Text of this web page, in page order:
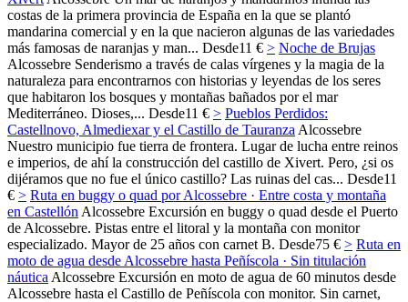
costas de la primera provincia de España en la que se plantó
mandarina comercial y en la que nacieron algunas de las variedades
más famosas de naranjas y man... Desde11 € > Noche de Brujas
Alcossebre Senderismo a través de calas vírgenes y la magia de la
naturaleza para encontrarnos con historias y leyendas de los seres
que habitaron los bosques y montañas bañados por el mar
Mediterráneo. Dioses,... Desde11 € > Pueblos Perdidos:
Castellnovo, Almediexar y el Castillo de Tauranza Alcossebre
Nuestro municipio fue tierra de frontera. Lugar de lucha entre reinos
e imperios, de ahí la construcción del castillo de Xivert. Pero, ¿si os
dijéramos que no fue el único castillo? Las ruinas del cas... Desde11
€ > Ruta en buggy o quad por Alcossebre · Entre costa y montaña
en Castellón Alcossebre Excursión en buggy o quad desde el Puerto
de Alcossebre. Pistas entre el litoral y la montaña con monitor
especializado. Mayor de 25 años con carnet B. Desde75 € > Ruta en
moto de agua desde Alcossebre hasta Peñíscola · Sin titulación
náutica Alcossebre Excursión en moto de agua de 60 minutos desde
Alcossebre hasta el Castillo de Peñíscola con monitor. Sin carnet,